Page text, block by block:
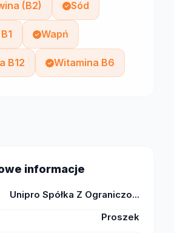
(B2) Sód
Wapń
B12 Witamina B6
informacje
Unipro Spółka Z Ograniczo...
Proszek